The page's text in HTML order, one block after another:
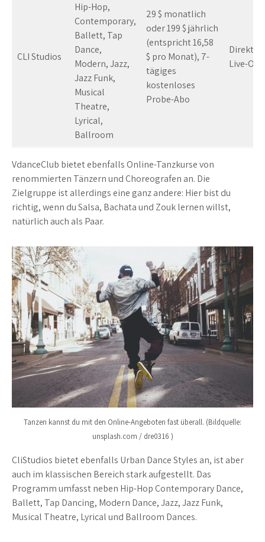
CLI Studios
Hip-Hop,
Contemporary,
Ballett, Tap
Dance,
Modern, Jazz,
Jazz Funk,
Musical
Theatre,
Lyrical,
Ballroom
29 $ monatlich
oder 199 $ jährlich
(entspricht 16,58
$ pro Monat), 7-
tägiges
kostenloses
Probe-Abo
Direktes
Live-
VdanceClub bietet ebenfalls Online-Tanzkurse von
renommierten Tänzern und Choreografen an. Die
Zielgruppe ist allerdings eine ganz andere: Hier bist du
richtig, wenn du Salsa, Bachata und Zouk lernen willst,
natürlich auch als Paar.
Tanzen kannst du mit den Online-Angeboten fast überall. (Bildquelle:
unsplash.com / dre0316 )
CliStudios bietet ebenfalls Urban Dance Styles an, ist aber
auch im klassischen Bereich stark aufgestellt. Das
Programm umfasst neben Hip-Hop Contemporary Dance,
Ballett, Tap Dancing, Modern Dance, Jazz, Jazz Funk,
Musical Theatre, Lyrical und Ballroom Dances.